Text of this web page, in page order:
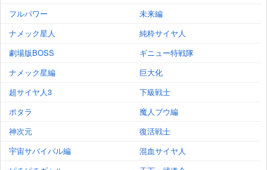
フルパワー
未来編
ナメック星人
純粋サイヤ人
劇場版BOSS
ギニュー特戦隊
ナメック星編
巨大化
超サイヤ人3
下級戦士
ポタラ
魔人ブウ編
神次元
復活戦士
宇宙サバイバル編
混血サイヤ人